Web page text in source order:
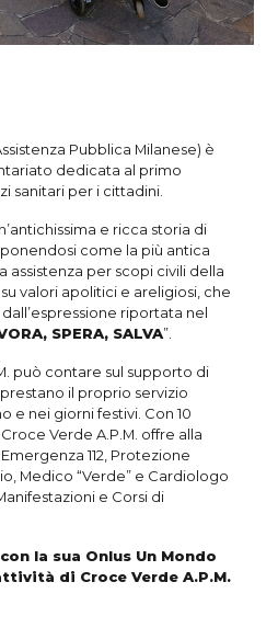
Pubblica Milanese) è
dedicata al primo
sanitari per i cittadini.
e ricca storia di
come la più antica
assistenza per scopi civili della
valori apolitici e areligiosi, che
riportata nel
SPERA, SALVA”.
può contare sul supporto di
il proprio servizio
e nei giorni festivi. Con 10
Verde A.P.M. offre alla
112, Protezione
Medico “Verde” e Cardiologo
e Corsi di
la sua Onlus Un Mondo
di Croce Verde A.P.M.